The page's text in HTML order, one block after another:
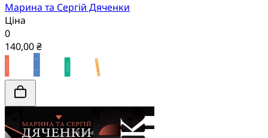
Марина та Сергій Дяченки
Ціна
0
140,00 ₴